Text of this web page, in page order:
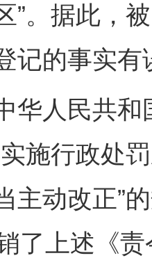
”。据此，
记的事实
人民共和
实施行政处
主动改正”
了上述《